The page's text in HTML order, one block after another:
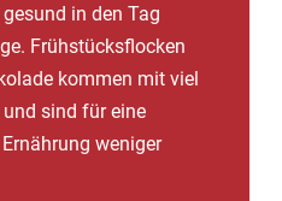
in den Tag
Frühstücksflocken
kommen mit viel
sind für eine
weniger